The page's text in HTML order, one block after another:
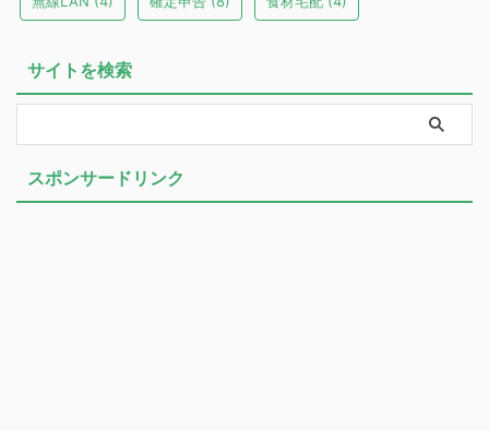
サイトを検索
スポンサードリンク